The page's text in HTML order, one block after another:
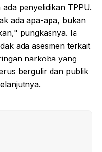
penyelidikan TPPU.
ada apa-apa, bukan
pungkasnya. Ia
ada asesmen terkait
narkoba yang
bergulir dan publik